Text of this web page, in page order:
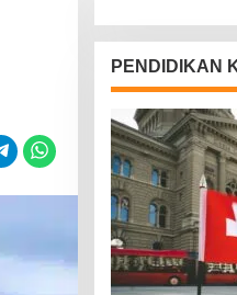
PENDIDIKAN